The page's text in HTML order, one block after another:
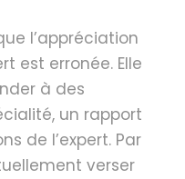
l’appréciation
est erronée. Elle
à des
un rapport
de l’expert. Par
verser